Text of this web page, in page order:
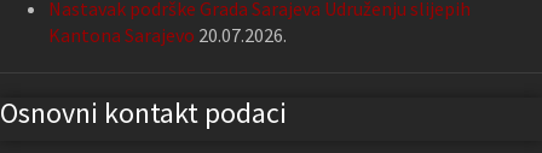
Nastavak podrške Grada Sarajeva Udruženju slijepih
Kantona Sarajevo 20.07.2026.
Osnovni kontakt podaci